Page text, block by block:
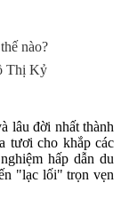
nào?
Thị Kỷ
lâu đời nhất thành
tươi cho khắp các
hấp dẫn du
"lạc lối" trọn vẹn